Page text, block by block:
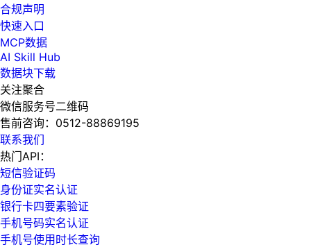
合规声明
快速入口
MCP数据
AI Skill Hub
数据块下载
关注聚合
微信服务号二维码
售前咨询： 0512-88869195
联系我们
热门API：
短信验证码
身份证实名认证
银行卡四要素验证
手机号码实名认证
手机号使用时长查询